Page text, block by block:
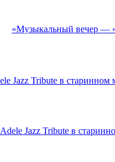
Музыкальный вечер —
Jazz Tribute в старинном
Adele Jazz Tribute в